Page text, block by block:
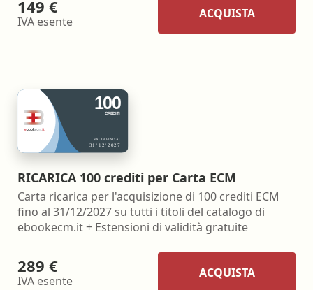
149 €
IVA esente
ACQUISTA
RICARICA 100 crediti per Carta ECM
Carta ricarica per l'acquisizione di 100 crediti ECM
fino al 31/12/2027 su tutti i titoli del catalogo di
ebookecm.it + Estensioni di validità gratuite
289 €
IVA esente
ACQUISTA